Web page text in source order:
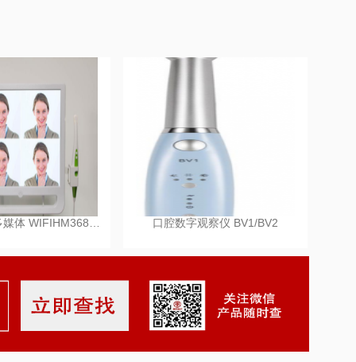
口腔观察仪多媒体 WIFIHM368… 口腔数字观察仪 BV1/BV2